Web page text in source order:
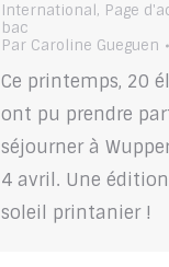
International, Page
bac
Par Caroline Gueguen
Ce printemps, 20
ont pu prendre
séjourner à
4 avril. Une
soleil printanier !